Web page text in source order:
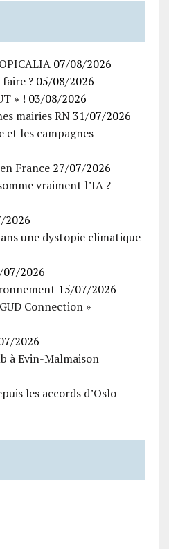
07/08/2026
faire ? 05/08/2026
» ! 03/08/2026
mairies RN 31/07/2026
et les campagnes
France 27/07/2026
vraiment l’IA ?
2026
une dystopie climatique
07/2026
15/07/2026
Connection »
2026
à Evin-Malmaison
les accords d’Oslo